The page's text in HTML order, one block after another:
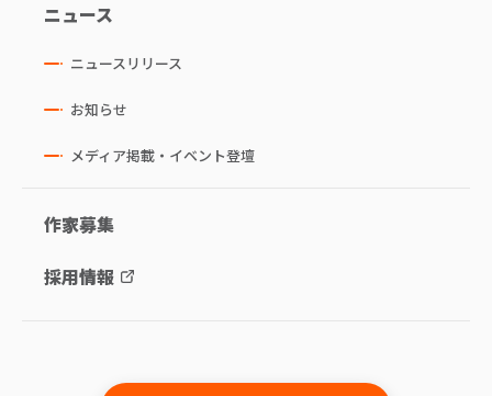
ニュース
ニュースリリース
お知らせ
メディア掲載・イベント登壇
作家募集
採用情報